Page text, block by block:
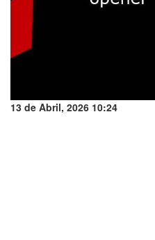
13 de Abril, 2026 10:24